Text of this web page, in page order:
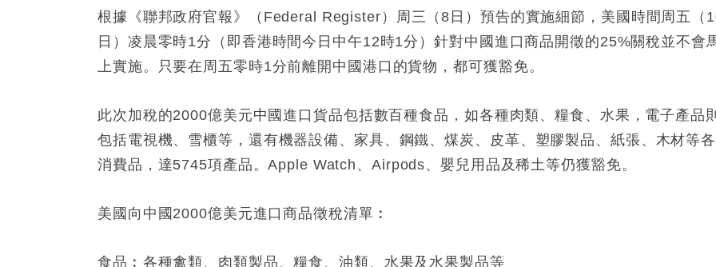
根據《聯邦政府官報》（Federal Register）周三（8日）預告的實施細節，美國時間周五（
日）凌晨零時1分（即香港時間今日中午12時1分）針對中國進口商品開徵的25%關稅並不會
上實施。只要在周五零時1分前離開中國港口的貨物，都可獲豁免。
此次加稅的2000億美元中國進口貨品包括數百種食品，如各種肉類、糧食、水果，電子產品則
包括電視機、雪櫃等，還有機器設備、家具、鋼鐵、煤炭、皮革、塑膠製品、紙張、木材等
消費品，達5745項產品。Apple Watch、Airpods、嬰兒用品及稀土等仍獲豁免。
美國向中國2000億美元進口商品徵稅清單︰
食品︰各種禽類、肉類製品、糧食、油類、水果及水果製品等